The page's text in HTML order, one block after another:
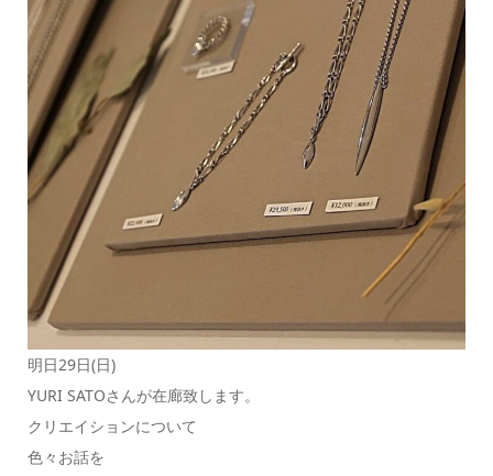
明日29日(日)
YURI SATOさんが在廊致します。
クリエイションについて
色々お話を